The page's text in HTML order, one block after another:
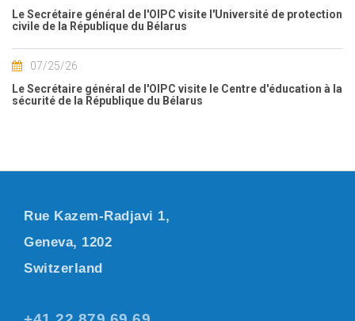
Le Secrétaire général de l'OIPC visite l'Université de protection
civile de la République du Bélarus
07/25/26
Le Secrétaire général de l'OIPC visite le Centre d'éducation à la
sécurité de la République du Bélarus
Rue Kazem-Radjavi 1,
Geneva, 1202
Switzerland